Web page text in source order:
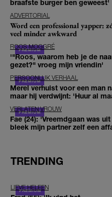
braafste burger ben geweest'
ADVERTORIAL
Word een professional yapper:
veel minder awkward
ROOS MOGGRÉ
'"Roos, waarom heb je de
gezet?" vroeg mijn vriendin'
PERSOONLIJK VERHAAL
Merel verhuist voor een man
maar hij verdwijnt: 'Huur al
VERLATEN VROUW
Fae (24): 'Vreemdgaan was
bleek mijn partner zelf een
TRENDING
LIEVE HELEEN